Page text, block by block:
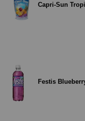
Capri-Sun
Festis